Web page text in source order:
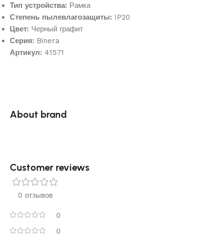
Тип устройства: Рамка
Степень пылевлагозащиты: IP20
Цвет: Черный графит
Серия: Binera
Артикул: 41571
About brand
Customer reviews​
0 отзывов
0
0